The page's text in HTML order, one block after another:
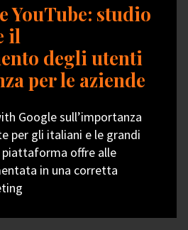
YouTube: studio
il
degli utenti
per le aziende
Google sull’importanza
per gli italiani e le grandi
offre alle
in una corretta